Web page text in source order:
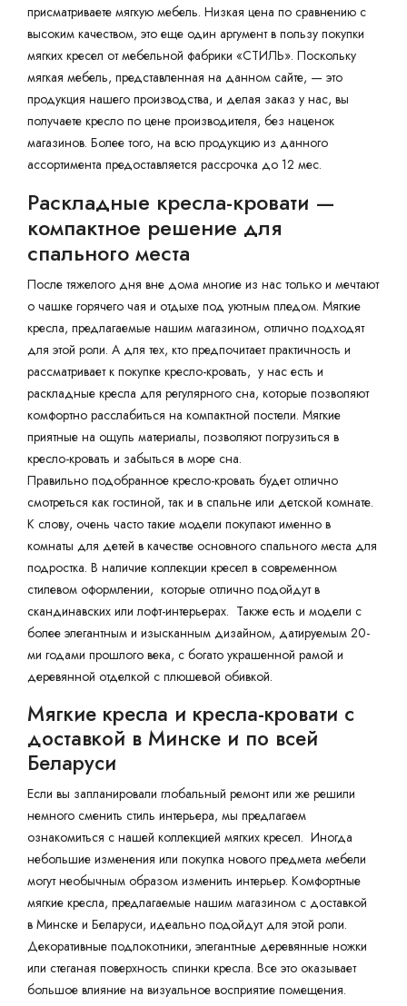
присматриваете мягкую мебель. Низкая цена по сравнению с
высоким качеством, это еще один аргумент в пользу покупки
мягких кресел от мебельной фабрики «СТИЛЬ». Поскольку
мягкая мебель, представленная на данном сайте, — это
продукция нашего производства, и делая заказ у нас, вы
получаете кресло по цене производителя, без наценок
магазинов. Более того, на всю продукцию из данного
ассортимента предоставляется рассрочка до 12 мес.
Раскладные кресла-кровати —
компактное решение для
спального места
После тяжелого дня вне дома многие из нас только и мечтают
о чашке горячего чая и отдыхе под уютным пледом. Мягкие
кресла, предлагаемые нашим магазином, отлично подходят
для этой роли. А для тех, кто предпочитает практичность и
рассматривает к покупке кресло-кровать, у нас есть и
раскладные кресла для регулярного сна, которые позволяют
комфортно расслабиться на компактной постели. Мягкие
приятные на ощупь материалы, позволяют погрузиться в
кресло-кровать и забыться в море сна.
Правильно подобранное кресло-кровать будет отлично
смотреться как гостиной, так и в спальне или детской комнате.
К слову, очень часто такие модели покупают именно в
комнаты для детей в качестве основного спального места для
подростка. В наличие коллекции кресел в современном
стилевом оформлении, которые отлично подойдут в
скандинавских или лофт-интерьерах. Также есть и модели с
более элегантным и изысканным дизайном, датируемым 20-
ми годами прошлого века, с богато украшенной рамой и
деревянной отделкой с плюшевой обивкой.
Мягкие кресла и кресла-кровати с
доставкой в Минске и по всей
Беларуси
Если вы запланировали глобальный ремонт или же решили
немного сменить стиль интерьера, мы предлагаем
ознакомиться с нашей коллекцией мягких кресел. Иногда
небольшие изменения или покупка нового предмета мебели
могут необычным образом изменить интерьер. Комфортные
мягкие кресла, предлагаемые нашим магазином с доставкой
в Минске и Беларуси, идеально подойдут для этой роли.
Декоративные подлокотники, элегантные деревянные ножки
или стеганая поверхность спинки кресла. Все это оказывает
большое влияние на визуальное восприятие помещения.